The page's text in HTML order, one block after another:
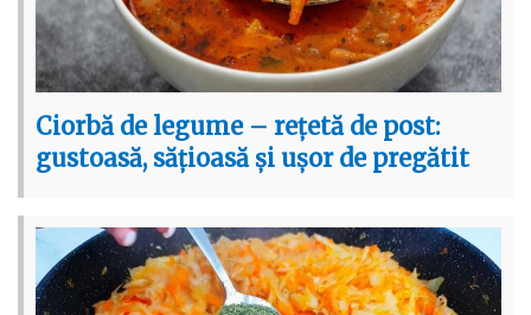
Ciorbă de legume – rețetă de post:
gustoasă, sățioasă și ușor de pregătit